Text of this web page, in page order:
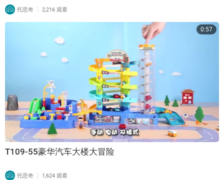
托思奇 | 2,216 观看
0:57
T109-55豪华汽车大楼大冒险
托思奇 | 1,624 观看